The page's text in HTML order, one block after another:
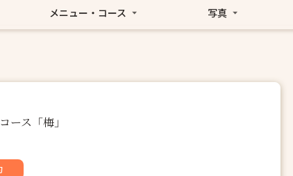
メニュー・コース 写真
ース「梅」